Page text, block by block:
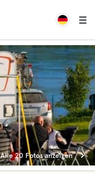
Alle 20 Fotos anzeigen